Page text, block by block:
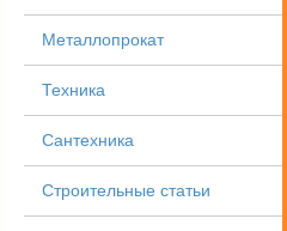
Металлопрокат
Техника
Сантехника
Строительные статьи